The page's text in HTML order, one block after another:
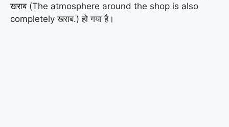
खराब (The atmosphere around the shop is also
completely खराब.) हो गया है।